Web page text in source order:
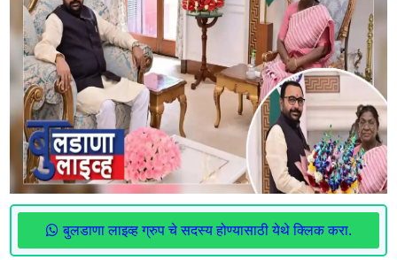
बुलडाणा लाइव्ह ग्रुप चे सदस्य होण्यासाठी येथे क्लिक करा.